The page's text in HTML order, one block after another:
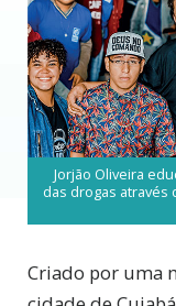
Jorjão Oliveira
das drogas através
Criado por uma